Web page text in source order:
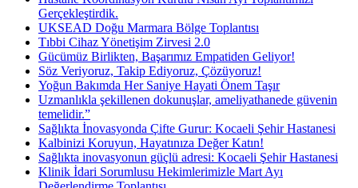
Gerçekleştirdik.
UKSEAD Doğu Marmara Bölge Toplantısı
Tıbbi Cihaz Yönetişim Zirvesi 2.0
Gücümüz Birlikten, Başarımız Empatiden Geliyor!
Söz Veriyoruz, Takip Ediyoruz, Çözüyoruz!
Yoğun Bakımda Her Saniye Hayati Önem Taşır
Uzmanlıkla şekillenen dokunuşlar, ameliyathanede güvenin
temelidir.”
Sağlıkta İnovasyonda Çifte Gurur: Kocaeli Şehir Hastanesi
Kalbinizi Koruyun, Hayatınıza Değer Katın!
Sağlıkta inovasyonun güçlü adresi: Kocaeli Şehir Hastanesi
Klinik İdari Sorumlusu Hekimlerimizle Mart Ayı